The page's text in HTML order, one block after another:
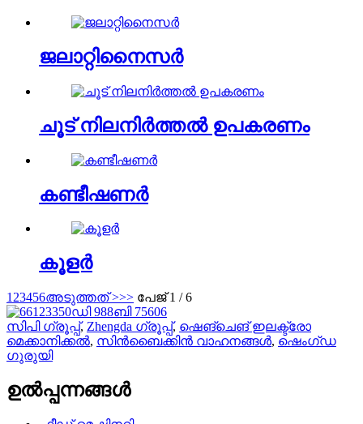
ജലാറ്റിനൈസർ
ചൂട് നിലനിർത്തൽ ഉപകരണം
കണ്ടീഷണർ
കൂളർ
1 23456അടുത്തത് >>> പേജ് 1 / 6
സിപി ഗ്രൂപ്പ്, Zhengda ഗ്രൂപ്പ്, ഷെങ്‌ചെങ് ഇലക്ട്രോ
മെക്കാനിക്കൽ, സിൻബൈക്കിൻ വാഹനങ്ങൾ, ഷെംഗ്ഡ
ഗുരുയി
ഉൽപ്പന്നങ്ങൾ